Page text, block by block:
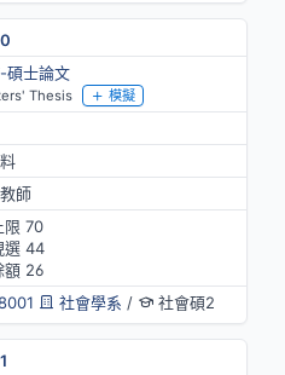
碩士論文
Thesis 模擬
師
限 70
選 44
額 26
社會學系 / 社會碩2